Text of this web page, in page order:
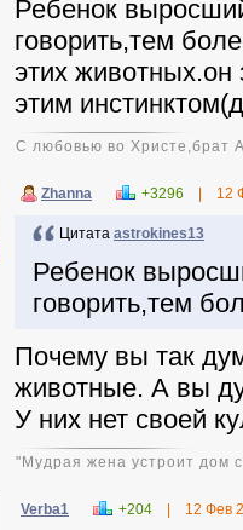
Ребенок
говорить,тем
этих животных.он
этим
С любовью во Христе,брат
Zhanna +3296 12
Цитата astrokines13
Ребенок
говорить,тем
Почему вы так
животные. А вы
У них нет своей
"Мудрая жена устроит дом
Verba1 +204 12 Фев